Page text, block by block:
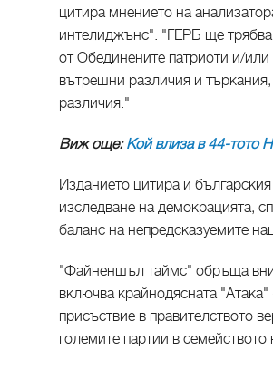
цитира мнението на
интелиджънс". "ГЕРБ ще трябва
от Обединените патриоти и/
вътрешни различия и
различия."
Виж още:Кой влиза в 44-тото
Изданието цитира и
изследване на демокрацията,
баланс на непредсказуемите
"Файненшъл таймс" обръща
включва крайнодясната
присъствие в правителството
големите партии в